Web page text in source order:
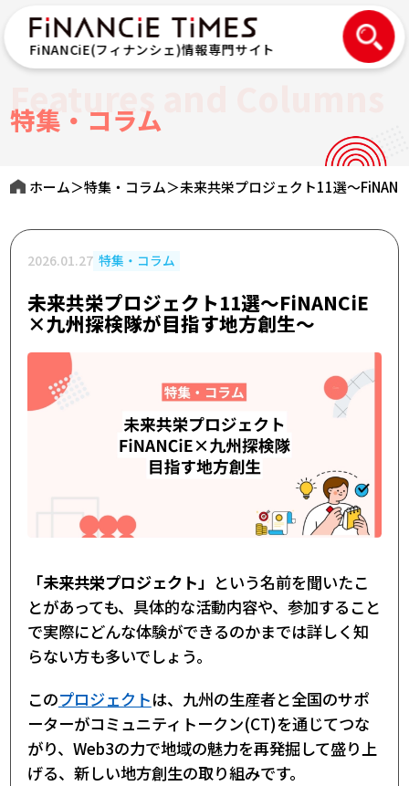
FiNANCiE(フィナンシェ)情報専門サイト
特集・コラム
Features and Columns
ホーム＞特集・コラム＞未来共栄プロジェクト11選～
2026.01.27 特集・コラム
未来共栄プロジェクト11選～FiNANCiE
×九州探検隊が目指す地方創生～
「未来共栄プロジェクト」 という名前を聞いたこ
とがあっても、具体的な活動内容や、参加すること
で実際にどんな体験ができるのかまでは詳しく知
らない方も多いでしょう。
このプロジェクトは、九州の生産者と全国のサポ
ーターがコミュニティトークン(CT)を通じてつな
がり、Web3の力で地域の魅力を再発掘して盛り上
げる、新しい地方創生の取り組みです。